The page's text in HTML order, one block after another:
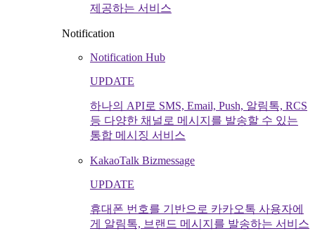
제공하는 서비스
Notification
Notification Hub
UPDATE
하나의 API로 SMS, Email, Push, 알림톡, RCS
등 다양한 채널로 메시지를 발송할 수 있는
통합 메시징 서비스
KakaoTalk Bizmessage
UPDATE
휴대폰 번호를 기반으로 카카오톡 사용자에
게 알림톡, 브랜드 메시지를 발송하는 서비스